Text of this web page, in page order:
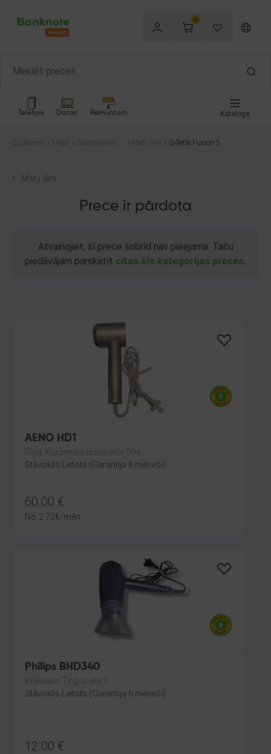
0
Telefoni Datori Remontam Katalogs
Sākums Mājai
Skaistumam u
Matu fēni Gillette Fusion 5
Matu fēni
Prece ir pārdota
Atvainojiet, šī prece šobrīd nav pieejama. Taču
piedāvājam parskatīt citas šīs kategorijas preces.
AENO HD1
Rīga, Kurzemes prospekts 59a
Stāvoklis Lietots (Garantija 6 mēneši)
60.00 €
No 2.73€/mēn.
Philips BHD340
Krāslava, Tirgus iela 7
Stāvoklis Lietots (Garantija 6 mēneši)
12.00 €